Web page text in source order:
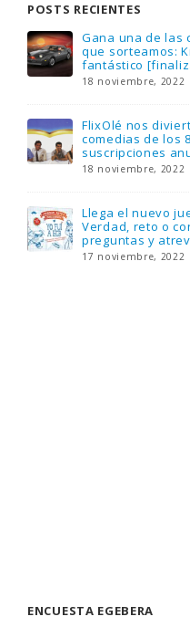
POSTS RECIENTES
Gana una de las
que sorteamos:
fantástico
18 noviembre, 2022
FlixOlé nos
comedias de los
suscripciones
18 noviembre, 2022
Llega el nuevo
Verdad, reto o
preguntas y
17 noviembre, 2022
ENCUESTA EGEBERA